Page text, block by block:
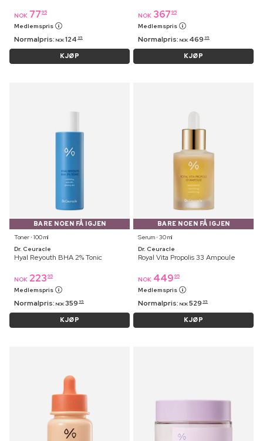
NOK 77 95
Medlemspris
Normalpris: NOK 124 95
KJØP
NOK 367 95
Medlemspris
Normalpris: NOK 469 95
KJØP
BARE NOEN FÅ IGJEN
Toner ⋅ 100 ml
Dr. Ceuracle
Hyal Reyouth BHA 2% Tonic
NOK 223 95
Medlemspris
Normalpris: NOK 359 95
KJØP
BARE NOEN FÅ IGJEN
Serum ⋅ 30 ml
Dr. Ceuracle
Royal Vita Propolis 33 Ampoule
NOK 449 95
Medlemspris
Normalpris: NOK 529 95
KJØP